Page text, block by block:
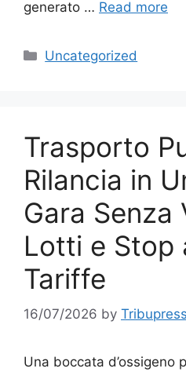
generato … Read more
Categories
Uncategorized
Trasporto
Rilancia in
Gara Senza
Lotti e Stop
Tariffe
16/07/2026 by Tribupress
Una boccata d’ossigeno